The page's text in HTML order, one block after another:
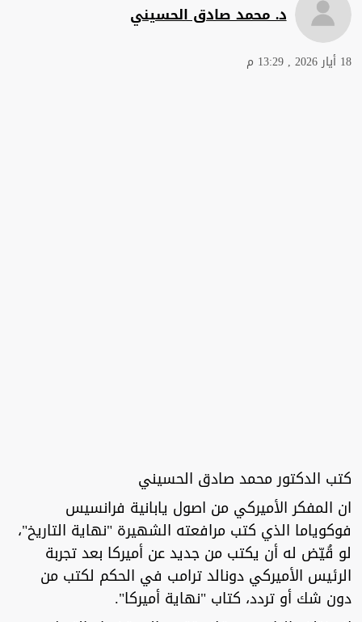
د. محمد صادق الحسيني
18 أيار 2026 , 13:29 م
كتب الدكتور محمد صادق الحسيني
ان المفكر الأميركي من اصول يابانية فرانسيس
فوكوياما الذي كتب مرافعته الشهيرة "نهاية التاريخ"،
لو قُيّض له أن يكتب من جديد عن أميركا بعد تجربة
الرئيس الأميركي دونالد ترامب في الحكم لكتب من
دون شك أو تردد، كتاب "نهاية أميركا".